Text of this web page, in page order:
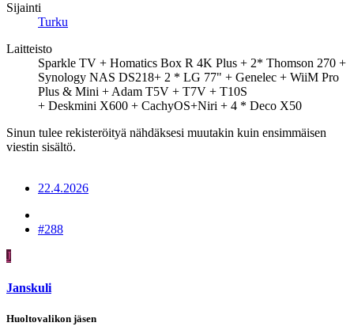
Sijainti
Turku
Laitteisto
Sparkle TV + Homatics Box R 4K Plus + 2* Thomson 270 +
Synology NAS DS218+ 2 * LG 77" + Genelec + WiiM Pro
Plus & Mini + Adam T5V + T7V + T10S
+ Deskmini X600 + CachyOS+Niri + 4 * Deco X50
Sinun tulee rekisteröityä nähdäksesi muutakin kuin ensimmäisen
viestin sisältö.
22.4.2026
#288
J
Janskuli
Huoltovalikon jäsen